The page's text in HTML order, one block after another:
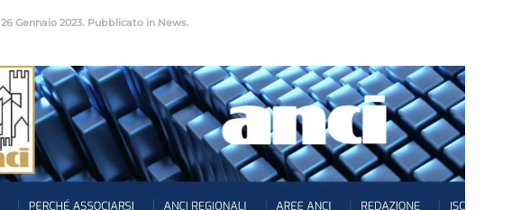
26 Gennaio 2023. Pubblicato in News.